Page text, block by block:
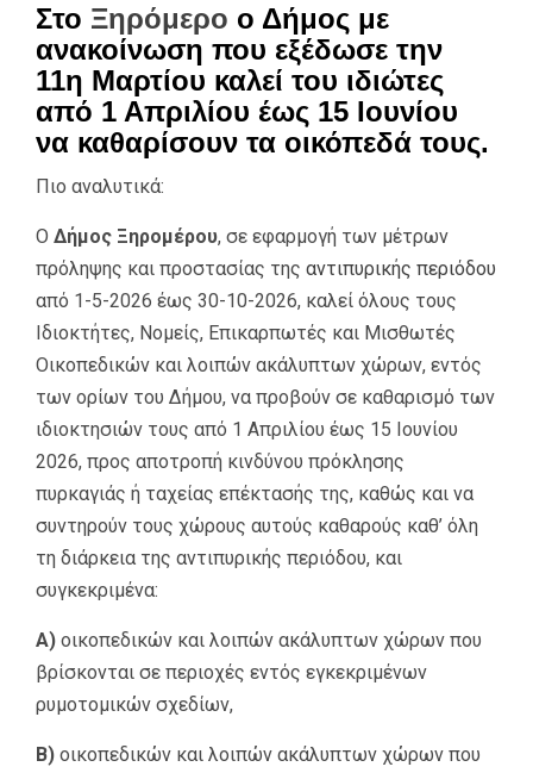
Στο Ξηρόμερο ο Δήμος με
ανακοίνωση που εξέδωσε την
11η Μαρτίου καλεί του ιδιώτες
από 1 Απριλίου έως 15 Ιουνίου
να καθαρίσουν τα οικόπεδά τους.
Πιο αναλυτικά:
Ο Δήμος Ξηρομέρου, σε εφαρμογή των μέτρων
πρόληψης και προστασίας της αντιπυρικής περιόδου
από 1-5-2026 έως 30-10-2026, καλεί όλους τους
Ιδιοκτήτες, Νομείς, Επικαρπωτές και Μισθωτές
Οικοπεδικών και λοιπών ακάλυπτων χώρων, εντός
των ορίων του Δήμου, να προβούν σε καθαρισμό των
ιδιοκτησιών τους από 1 Απριλίου έως 15 Ιουνίου
2026, προς αποτροπή κινδύνου πρόκλησης
πυρκαγιάς ή ταχείας επέκτασής της, καθώς και να
συντηρούν τους χώρους αυτούς καθαρούς καθ’ όλη
τη διάρκεια της αντιπυρικής περιόδου, και
συγκεκριμένα:
Α) οικοπεδικών και λοιπών ακάλυπτων χώρων που
βρίσκονται σε περιοχές εντός εγκεκριμένων
ρυμοτομικών σχεδίων,
Β) οικοπεδικών και λοιπών ακάλυπτων χώρων που